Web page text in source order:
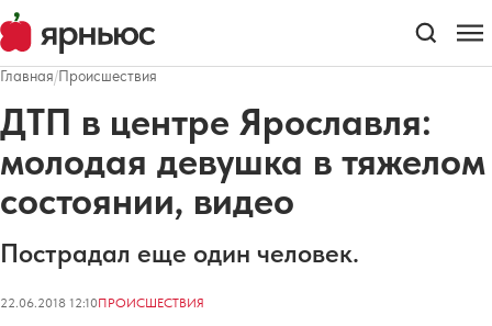
Главная/Происшествия
ДТП в центре Ярославля:
молодая девушка в тяжелом
состоянии, видео
Пострадал еще один человек.
22.06.2018 12:10ПРОИСШЕСТВИЯ